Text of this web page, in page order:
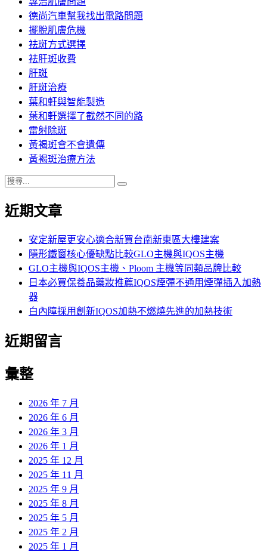
德尚汽車幫我找出電路問題
擺脫肌膚危機
祛斑方式選擇
祛肝斑收費
肝斑
肝斑治療
葉和軒與智能製造
葉和軒選擇了截然不同的路
雷射除斑
黃褐斑會不會遺傳
黃褐斑治療方法
搜
關
近期文章
安定新屋更安心適合新買台南新東區大樓建案
隱形鐵窗核心優缺點比較GLO主機與IQOS主機
GLO主機與IQOS主機、Ploom 主機等同類品牌比較
日本必買保養品藥妝推薦IQOS煙彈不通用煙彈插入加熱
器
白內障採用創新IQOS加熱不燃燒先進的加熱技術
近期留言
彙整
2026 年 7 月
2026 年 6 月
2026 年 3 月
2026 年 1 月
2025 年 12 月
2025 年 11 月
2025 年 9 月
2025 年 8 月
2025 年 5 月
2025 年 2 月
2025 年 1 月